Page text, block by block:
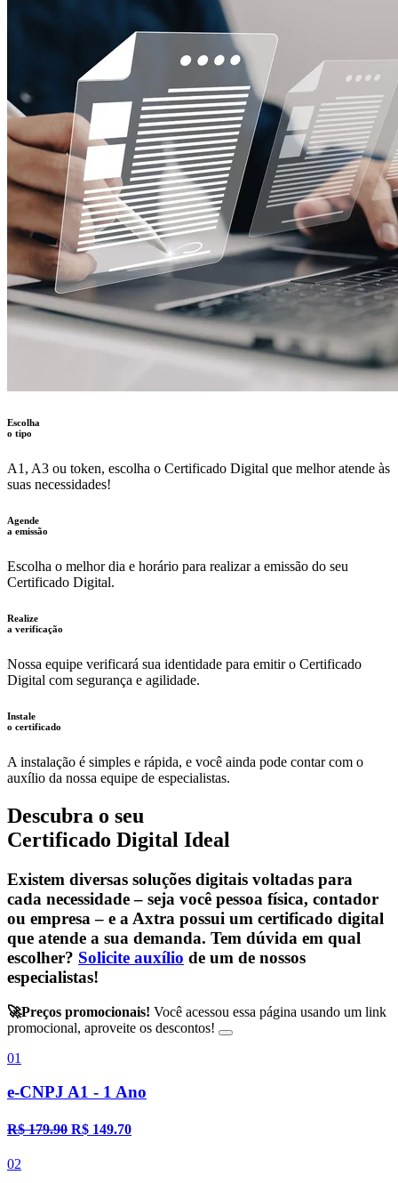
Escolha
o tipo
A1, A3 ou token, escolha o Certificado Digital que melhor atende às
suas necessidades!
Agende
a emissão
Escolha o melhor dia e horário para realizar a emissão do seu
Certificado Digital.
Realize
a verificação
Nossa equipe verificará sua identidade para emitir o Certificado
Digital com segurança e agilidade.
Instale
o certificado
A instalação é simples e rápida, e você ainda pode contar com o
auxílio da nossa equipe de especialistas.
Descubra o seu
Certificado Digital Ideal
Existem diversas soluções digitais voltadas para
cada necessidade – seja você pessoa física, contador
ou empresa – e a Axtra possui um certificado digital
que atende a sua demanda. Tem dúvida em qual
escolher? Solicite auxílio de um de nossos
especialistas!
🚀Preços promocionais! Você acessou essa página usando um link
promocional, aproveite os descontos!
01
e-CNPJ A1 - 1 Ano
R$ 179.90 R$ 149.70
02